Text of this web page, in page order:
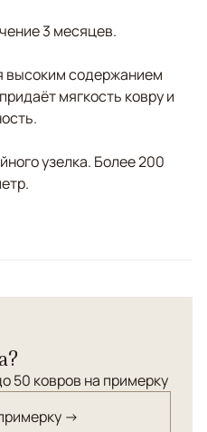
3 месяцев.
высоким содержанием
мягкость ковру и
узелка. Более 200
50 ковров на примерку
→